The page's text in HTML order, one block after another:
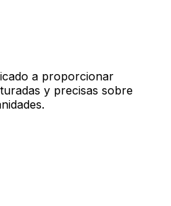
a proporcionar
y precisas sobre